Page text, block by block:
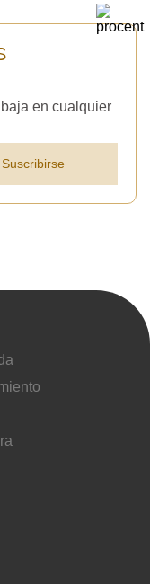
en cualquier
Suscribirse